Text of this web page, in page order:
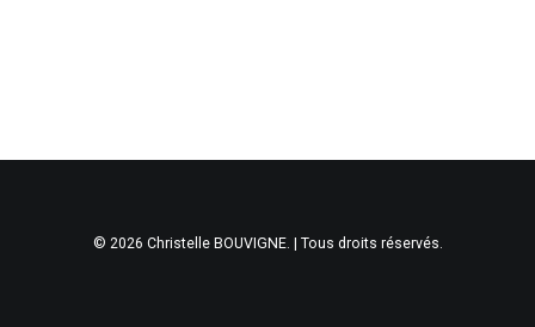
© 2026 Christelle BOUVIGNE. | Tous droits réservés.